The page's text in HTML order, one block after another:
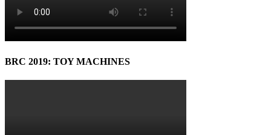
BRC 2019: TOY MACHINES